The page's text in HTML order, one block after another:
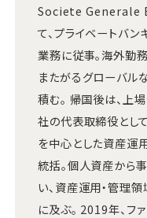
Societe Generale
て、プライベートバン
業務に従事。海外勤
またがるグローバル
積む。 帰国後は、上
社の代表取締役とし
を中心とした資産運
統括。個人資産から
い、資産運用・管理
に及ぶ。 2019年、フ